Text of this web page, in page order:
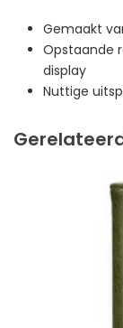
Gemaakt
Opstaande
display
Nuttige